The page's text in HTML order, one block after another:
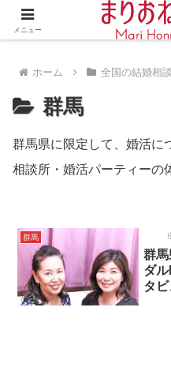
婚活や出会いの体験談・
ホーム 全国の結婚相
群馬
群馬県に限定して、婚活に
相談所・婚活パーティーの
群馬
群馬
ダ
タ
メニュー